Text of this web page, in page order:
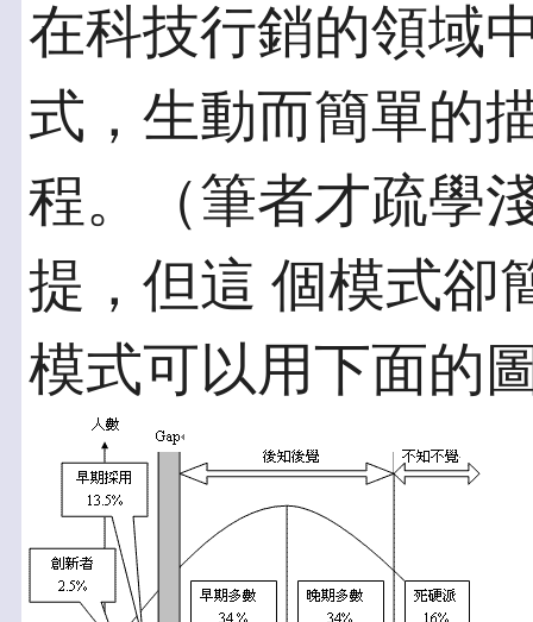
在科技行銷的領域
式，生動而簡單的
程。（筆者才疏學
提，但這 個模式卻
模式可以用下面的